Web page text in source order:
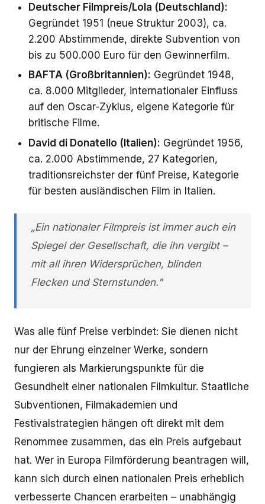
Deutscher Filmpreis/Lola (Deutschland):
Gegründet 1951 (neue Struktur 2003), ca.
2.200 Abstimmende, direkte Subvention von
bis zu 500.000 Euro für den Gewinnerfilm.
BAFTA (Großbritannien): Gegründet 1948,
ca. 8.000 Mitglieder, internationaler Einfluss
auf den Oscar-Zyklus, eigene Kategorie für
britische Filme.
David di Donatello (Italien): Gegründet 1956,
ca. 2.000 Abstimmende, 27 Kategorien,
traditionsreichster der fünf Preise, Kategorie
für besten ausländischen Film in Italien.
„Ein nationaler Filmpreis ist immer auch ein
Spiegel der Gesellschaft, die ihn vergibt –
mit all ihren Widersprüchen, blinden
Flecken und Sternstunden."
Was alle fünf Preise verbindet: Sie dienen nicht
nur der Ehrung einzelner Werke, sondern
fungieren als Markierungspunkte für die
Gesundheit einer nationalen Filmkultur. Staatliche
Subventionen, Filmakademien und
Festivalstrategien hängen oft direkt mit dem
Renommee zusammen, das ein Preis aufgebaut
hat. Wer in Europa Filmförderung beantragen will,
kann sich durch einen nationalen Preis erheblich
verbesserte Chancen erarbeiten – unabhängig